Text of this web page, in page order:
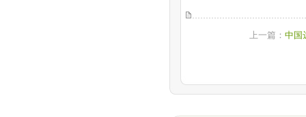
上一篇： 中国